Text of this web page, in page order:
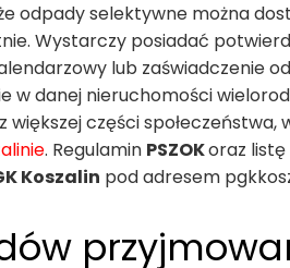
odpady selektywne można
Wystarczy posiadać
lub zaświadczenie
w danej nieruchomości
większej części
. Regulamin PSZOKoraz
Koszalin pod adresem